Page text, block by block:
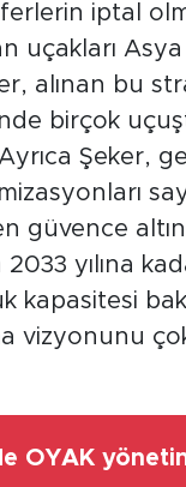
iptal
uçakları
alınan bu
birçok
Ayrıca Şeker,
altına
yılına
kapasitesi
vizyonunu
OYAK